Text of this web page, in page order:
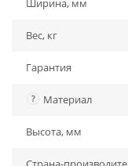
Ширина, мм
Вес, кг
Гарантия
? Материал
Высота, мм